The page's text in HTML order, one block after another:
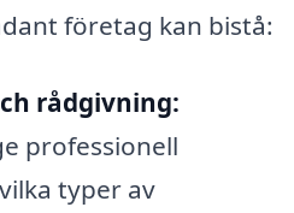
företag kan bistå:
rådgivning:
professionell
typer av